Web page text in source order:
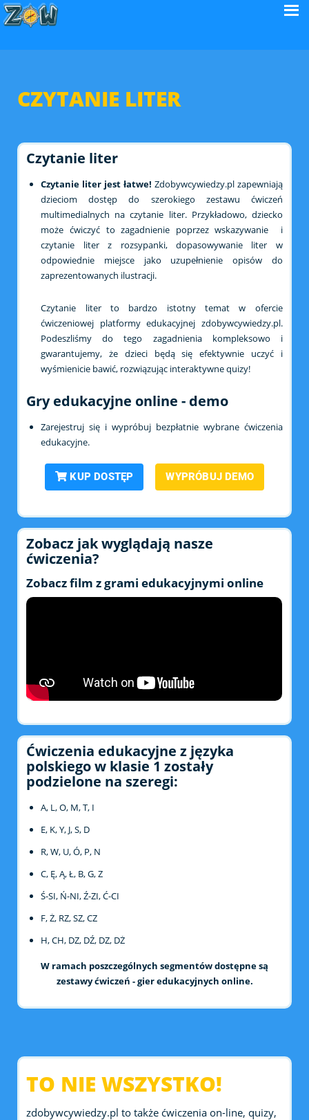
CZYTANIE LITER
Czytanie liter
Czytanie liter jest łatwe! Zdobywcywiedzy.pl zapewniają
dzieciom dostęp do szerokiego zestawu ćwiczeń
multimedialnych na czytanie liter. Przykładowo, dziecko
może ćwiczyć to zagadnienie poprzez wskazywanie i
czytanie liter z rozsypanki, dopasowywanie liter w
odpowiednie miejsce jako uzupełnienie opisów do
zaprezentowanych ilustracji.
Czytanie liter to bardzo istotny temat w ofercie
ćwiczeniowej platformy edukacyjnej zdobywcywiedzy.pl.
Podeszliśmy do tego zagadnienia kompleksowo i
gwarantujemy, że dzieci będą się efektywnie uczyć i
wyśmienicie bawić, rozwiązując interaktywne quizy!
Gry edukacyjne online - demo
Zarejestruj się i wypróbuj bezpłatnie wybrane ćwiczenia
edukacyjne.
KUP DOSTĘP WYPRÓBUJ DEMO
Zobacz jak wyglądają nasze
ćwiczenia?
Zobacz film z grami edukacyjnymi online
Ćwiczenia edukacyjne z języka
polskiego w klasie 1 zostały
podzielone na szeregi:
A, L, O, M, T, I
E, K, Y, J, S, D
R, W, U, Ó, P, N
C, Ę, Ą, Ł, B, G, Z
Ś-SI, Ń-NI, Ź-ZI, Ć-CI
F, Ż, RZ, SZ, CZ
H, CH, DZ, DŹ, DZ, DŻ
W ramach poszczególnych segmentów dostępne są
zestawy ćwiczeń - gier edukacyjnych online.
TO NIE WSZYSTKO!
zdobywcywiedzy.pl to także ćwiczenia on-line, quizy,